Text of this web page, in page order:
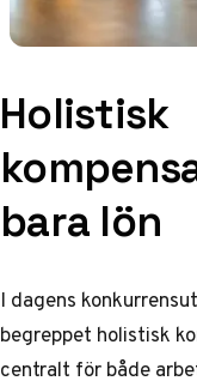
Holistisk
bara lön
I dagens
begreppet holistisk
centralt för både